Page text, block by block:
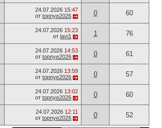
24.07.2026 15:47
от topnye2026 0 60
24.07.2026 15:23
от lavi1 1 76
24.07.2026 14:53
от topnye2026 0 61
24.07.2026 13:59
от topnye2026 0 57
24.07.2026 13:02
от topnye2026 0 60
24.07.2026 12:11
от topnye2026 0 52